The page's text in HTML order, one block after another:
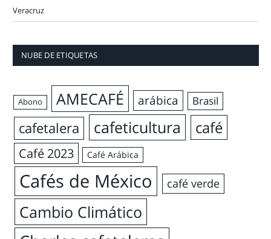
Veracruz
NUBE DE ETIQUETAS
Abono AMECAFÉ arábica Brasil
cafetalera cafeticultura café
Café 2023 Café Arábica
Cafés de México café verde
Cambio Climático